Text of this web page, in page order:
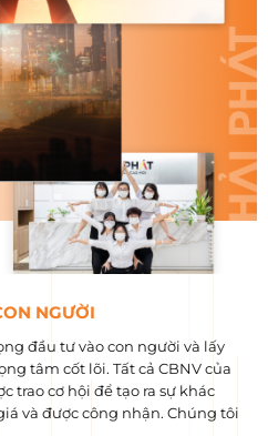
NGƯỜI
đầu tư vào con người và lấy
tâm cốt lõi. Tất cả CBNV của
trao cơ hội để tạo ra sự khác
và được công nhận. Chúng tôi